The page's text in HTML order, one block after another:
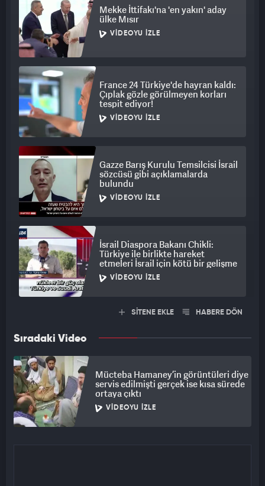
KYIV POST
Ukrayna'da İngilizce yayın yapan Kyiv Post gazetesi ise "şoke
edici görüntüler" başlığıyla okurlarının karşısına çıktı.
Gazetenin internet sitesinde saldırıya geniş yer ayrıldı.
Mekke İttifakı'na 'en yakın' aday
ülke Mısır
VIDEOYU İZLE
France 24 Türkiye'de hayran kaldı:
Çıplak gözle görülmeyen korları
tespit ediyor!
VIDEOYU İZLE
Gazze Barış Kurulu Temsilcisi İsrail
sözcüsü gibi açıklamalarda
bulundu
VIDEOYU İZLE
İsrail Diaspora Bakanı Chikli:
Türkiye ile birlikte hareket
etmeleri İsrail için kötü bir gelişme
VIDEOYU İZLE
SİTENE EKLE HABERE DÖN
Sıradaki Video
Mücteba Hamaney’in görüntüleri diye
servis edilmişti gerçek ise kısa sürede
ortaya çıktı
VIDEOYU İZLE